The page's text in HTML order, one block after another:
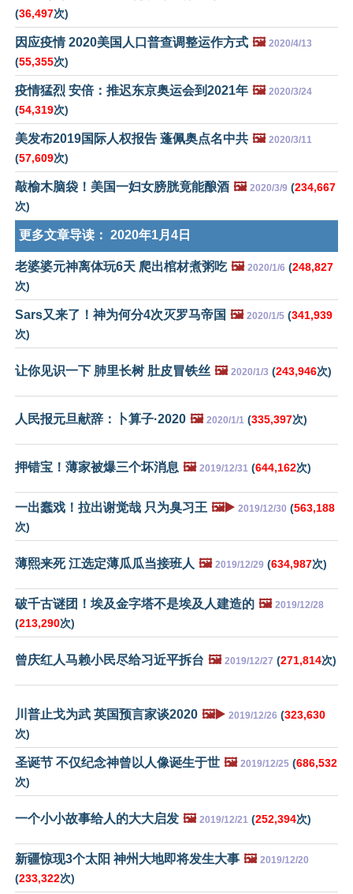
(36,497次)
因应疫情 2020美国人口普查调整运作方式 🖼️ 2020/4/13
(55,355次)
疫情猛烈 安倍：推迟东京奥运会到2021年 🖼️ 2020/3/24
(54,319次)
美发布2019国际人权报告 蓬佩奥点名中共 🖼️ 2020/3/11
(57,609次)
敲榆木脑袋！美国一妇女膀胱竟能酿酒 🖼️ 2020/3/9 (234,667
次)
更多文章导读： 2020年1月4日
老婆婆元神离体玩6天 爬出棺材煮粥吃 🖼️ 2020/1/6 (248,827
次)
Sars又来了！神为何分4次灭罗马帝国 🖼️ 2020/1/5 (341,939
次)
让你见识一下 肺里长树 肚皮冒铁丝 🖼️ 2020/1/3 (243,946次)
人民报元旦献辞：卜算子·2020 🖼️ 2020/1/1 (335,397次)
押错宝！薄家被爆三个坏消息 🖼️ 2019/12/31 (644,162次)
一出蠢戏！拉出谢觉哉 只为臭习王 🖼️▶️ 2019/12/30 (563,188
次)
薄熙来死 江选定薄瓜瓜当接班人 🖼️ 2019/12/29 (634,987次)
破千古谜团！埃及金字塔不是埃及人建造的 🖼️ 2019/12/28
(213,290次)
曾庆红人马赖小民尽给习近平拆台 🖼️ 2019/12/27 (271,814次)
川普止戈为武 英国预言家谈2020 🖼️▶️ 2019/12/26 (323,630
次)
圣诞节 不仅纪念神曾以人像诞生于世 🖼️ 2019/12/25 (686,532
次)
一个小小故事给人的大大启发 🖼️ 2019/12/21 (252,394次)
新疆惊现3个太阳 神州大地即将发生大事 🖼️ 2019/12/20
(233,322次)